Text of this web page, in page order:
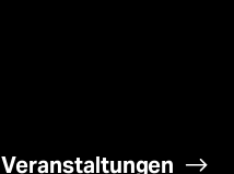
Veranstaltungen